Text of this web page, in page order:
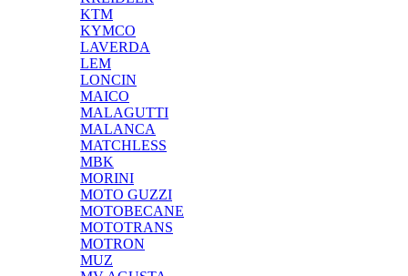
KTM
KYMCO
LAVERDA
LEM
LONCIN
MAICO
MALAGUTTI
MALANCA
MATCHLESS
MBK
MORINI
MOTO GUZZI
MOTOBECANE
MOTOTRANS
MOTRON
MUZ